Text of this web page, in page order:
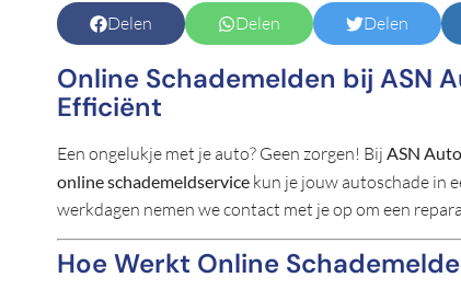
Delen Delen Delen
Online Schademelden bij ASN
Efficiënt
Een ongelukje met je auto? Geen zorgen! Bij ASN
online schademeldservice kun je jouw autoschade in
werkdagen nemen we contact met je op om een
Hoe Werkt Online